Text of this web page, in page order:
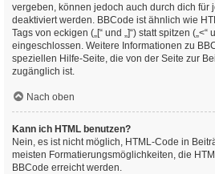
vergeben, können jedoch auch durch dich für
deaktiviert werden. BBCode ist ähnlich wie
Tags von eckigen („[“ und „]“) statt spitzen („<“
eingeschlossen. Weitere Informationen zu
speziellen Hilfe-Seite, die von der Seite zur
zugänglich ist.
Nach oben
Kann ich HTML benutzen?
Nein, es ist nicht möglich, HTML-Code in
meisten Formatierungsmöglichkeiten, die
BBCode erreicht werden.